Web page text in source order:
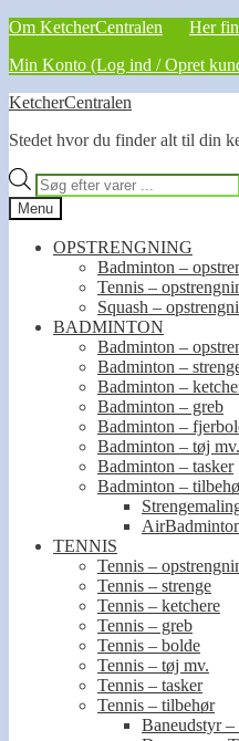
Om KetcherCentralen Her
Min Konto (Log ind / Opret
Spring
navigation
Spring
indhold
KetcherCentralen
Stedet hvor du finder alt til din
Products
search
Menu
OPSTRENGNING
Badminton –
Tennis –
Squash –
BADMINTON
Badminton –
Badminton –
Badminton –
Badminton – greb
Badminton –
Badminton – tøj mv.
Badminton – tasker
Badminton –
TENNIS
Tennis –
Tennis – strenge
Tennis – ketchere
Tennis – greb
Tennis – bolde
Tennis – tøj mv.
Tennis – tasker
Tennis – tilbehør
Baneudstyr –